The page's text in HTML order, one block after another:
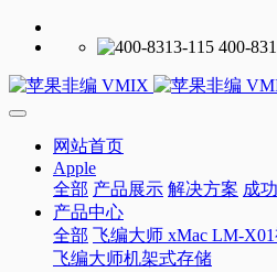
400-
网站首页
Apple
全部 产品展示 解决方案 成
产品中心
全部 飞编大师 xMac LM-
飞编大师机架式存储